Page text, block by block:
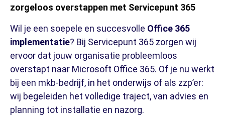
zorgeloos overstappen met Servicepunt 365
Wil je een soepele en succesvolle Office 365
implementatie? Bij Servicepunt 365 zorgen wij
ervoor dat jouw organisatie probleemloos
overstapt naar Microsoft Office 365. Of je nu werkt
bij een mkb-bedrijf, in het onderwijs of als zzp’er:
wij begeleiden het volledige traject, van advies en
planning tot installatie en nazorg.